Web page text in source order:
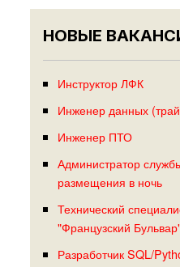
НОВЫЕ
Инструктор ЛФК
Инженер данных
Инженер ПТО
Администратор
размещения в ночь
Технический
"Французский
Разработчик SQL/